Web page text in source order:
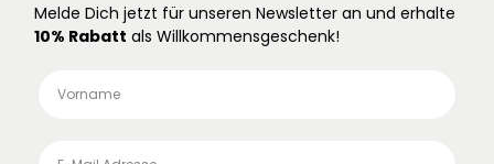
Melde Dich jetzt für unseren Newsletter an und erhalte
10% Rabatt als Willkommensgeschenk!